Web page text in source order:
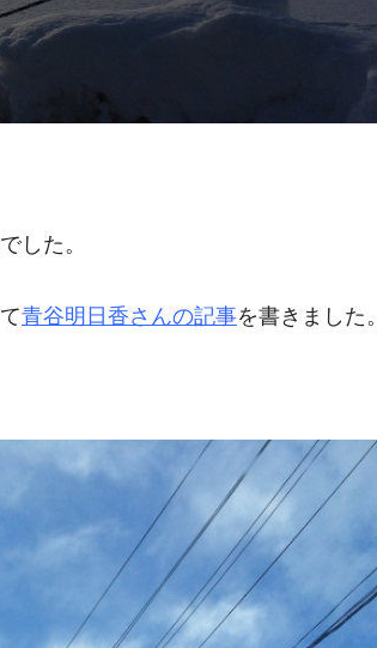
した。
青谷明日香さんの記事を書きました。